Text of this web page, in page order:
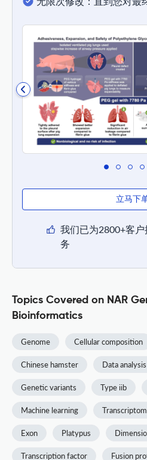
立马下
我们已为2800+客
务
Topics Covered on NAR
Bioinformatics
Genome Cellular composition
Chinese hamster Data analysis
Genetic variants Type iib
Machine learning
Exon Platypus
Transcription factor Fusion